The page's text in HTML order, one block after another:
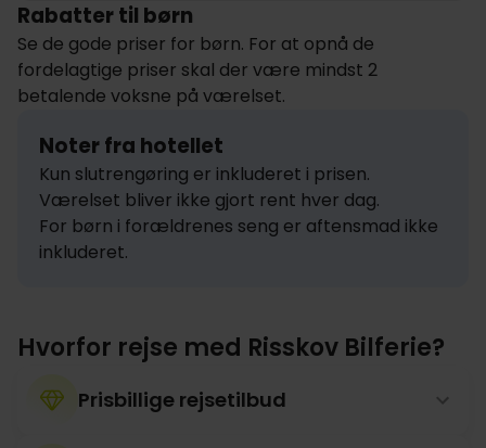
Rabatter til børn
Se de gode priser for børn. For at opnå de
fordelagtige priser skal der være mindst 2
betalende voksne på værelset.
Noter fra hotellet
Kun slutrengøring er inkluderet i prisen.
Værelset bliver ikke gjort rent hver dag.
For børn i forældrenes seng er aftensmad ikke
inkluderet.
Hvorfor rejse med Risskov Bilferie?
Prisbillige rejsetilbud